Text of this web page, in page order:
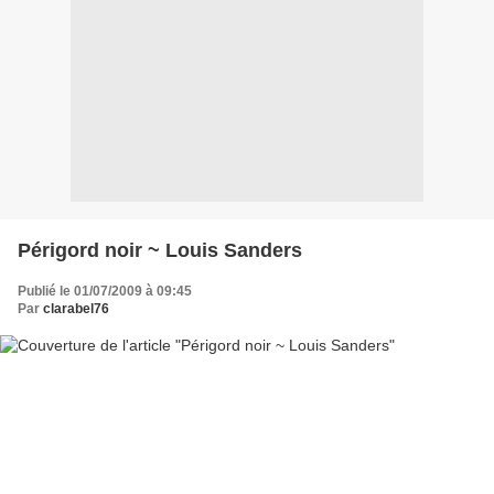
Périgord noir ~ Louis Sanders
Publié le 01/07/2009 à 09:45
Par clarabel76